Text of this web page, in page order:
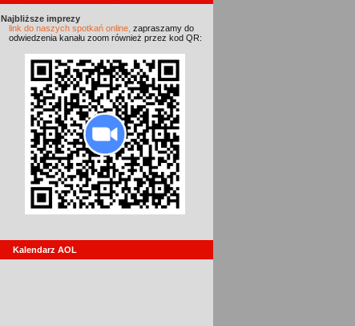
Najbliższe imprezy
link do naszych spotkań online, zapraszamy do
odwiedzenia kanału zoom również przez kod QR:
Kalendarz AOL